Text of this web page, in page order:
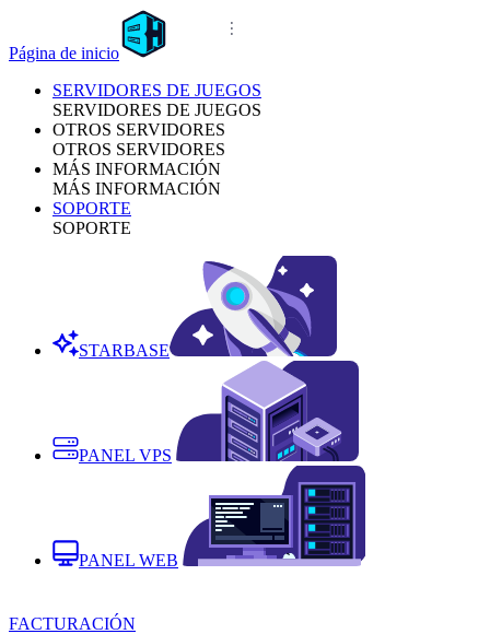
Página de inicio
SERVIDORES DE JUEGOS
SERVIDORES DE JUEGOS
OTROS SERVIDORES
OTROS SERVIDORES
MÁS INFORMACIÓN
MÁS INFORMACIÓN
SOPORTE
SOPORTE
STARBASE
PANEL VPS
PANEL WEB
FACTURACIÓN